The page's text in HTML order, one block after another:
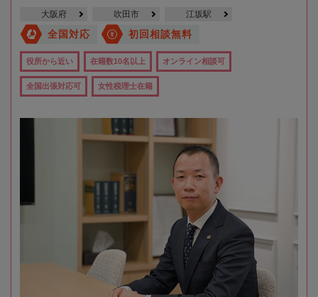
大阪府 吹田市 江坂駅
全国対応 初回相談無料
役所から近い 在籍数10名以上 オンライン相談可
全国出張対応可 女性税理士在籍